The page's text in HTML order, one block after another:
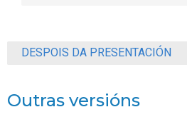
DESPOIS DA PRESENTACIÓN
Outras versións